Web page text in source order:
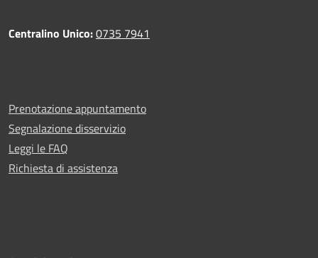
Centralino Unico:0735 7941
Prenotazione appuntamento
Segnalazione disservizio
Leggi le FAQ
Richiesta di assistenza